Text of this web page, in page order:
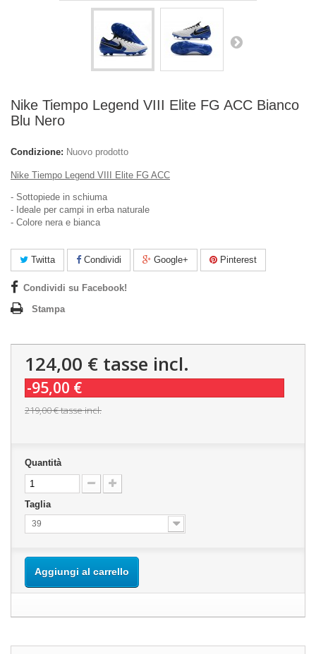
Nike Tiempo Legend VIII Elite FG ACC Bianco
Blu Nero
Condizione: Nuovo prodotto
Nike Tiempo Legend VIII Elite FG ACC
- Sottopiede in schiuma
- Ideale per campi in erba naturale
- Colore nera e bianca
Twitta Condividi Google+ Pinterest
Condividi su Facebook!
Stampa
124,00 € tasse incl.
-95,00 €
219,00 €tasse incl.
Quantità
Taglia
39
Aggiungi al carrello